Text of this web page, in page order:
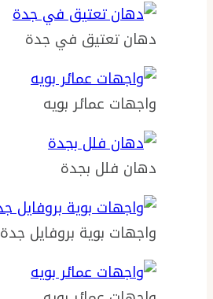
دهان تعتيق في جدة
واجهات عمائر بويه
دهان فلل بجدة
واجهات بوية بروفايل جدة